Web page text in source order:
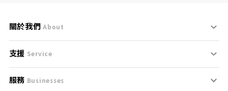
關於我們 About
刊登規範
服務條款
支援 Service
支援中心
服務 Businesses